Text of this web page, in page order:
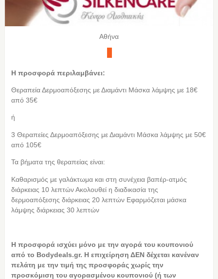
Αθήνα
Η προσφορά περιλαμβάνει:
Θεραπεία Δερμοαπόξεσης με Διαμάντι Μάσκα λάμψης με 18€
από 35€
ή
3 Θεραπείες Δερμοαπόξεσης με Διαμάντι Μάσκα λάμψης με 50€
από 105€
Τα βήματα της θεραπείας είναι:
Καθαρισμός με γαλάκτωμα και στη συνέχεια βαπέρ-ατμός
διάρκειας 10 λεπτών Ακολουθεί η διαδικασία της
δερμοαπόξεσης διάρκειας 20 λεπτών Εφαρμόζεται μάσκα
λάμψης διάρκειας 30 λεπτών
Η προσφορά ισχύει μόνο με την αγορά του κουπονιού
από το Bodydeals.gr. Η επιχείρηση ΔΕΝ δέχεται κανέναν
πελάτη με την τιμή της προσφοράς χωρίς την
προσκόμιση του αγορασμένου κουπονιού (ή των